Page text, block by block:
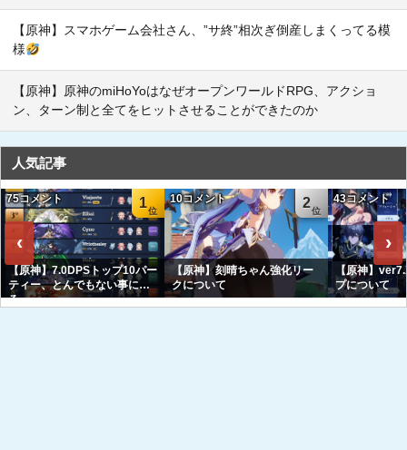
【原神】スマホゲーム会社さん、”サ終”相次ぎ倒産しまくってる模
様
【原神】原神のmiHoYoはなぜオープンワールドRPG、アクショ
ン、ターン制と全てをヒットさせることができたのか
人気記事
‹
1
75コメント
【原神】7.0DPSトップ10パー
ティー、とんでもない事にな
る
2
10コメント
【原神】刻晴ちゃん強化リー
クについて
43コメント
【原神】
プについて
›